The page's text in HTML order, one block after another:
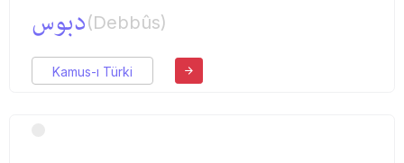
دبوس(Debbûs)
Kamus-ı Türki